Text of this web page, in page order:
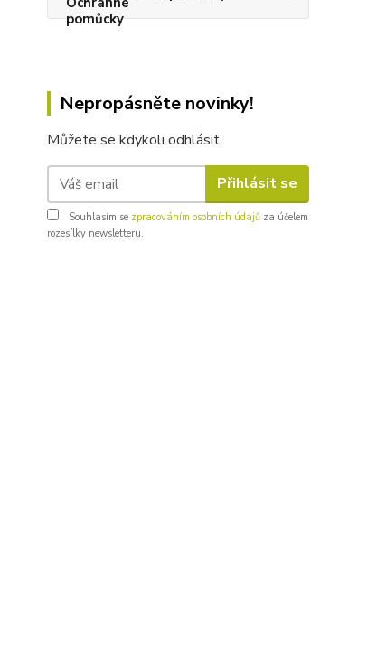
Nepropásněte novinky!
Můžete se kdykoli odhlásit.
Přihlásit se
Souhlasím se zpracováním osobních údajů za účelem
rozesílky newsletteru.